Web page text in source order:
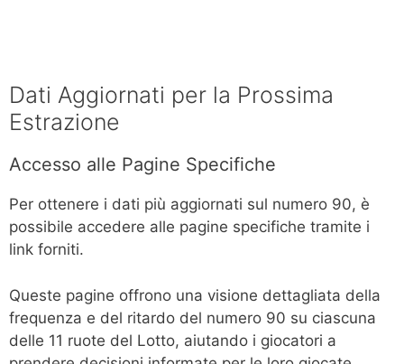
Dati Aggiornati per la Prossima
Estrazione
Accesso alle Pagine Specifiche
Per ottenere i dati più aggiornati sul numero 90, è
possibile accedere alle pagine specifiche tramite i
link forniti.
Queste pagine offrono una visione dettagliata della
frequenza e del ritardo del numero 90 su ciascuna
delle 11 ruote del Lotto, aiutando i giocatori a